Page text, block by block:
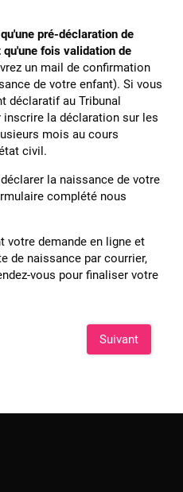
pré-déclaration de
fois validation de
un mail de confirmation
de votre enfant). Si vous
déclaratif au Tribunal
la déclaration sur les
mois au cours
civil.
la naissance de votre
complété nous
votre demande en ligne et
de naissance par courrier,
vous pour finaliser votre
Suivant